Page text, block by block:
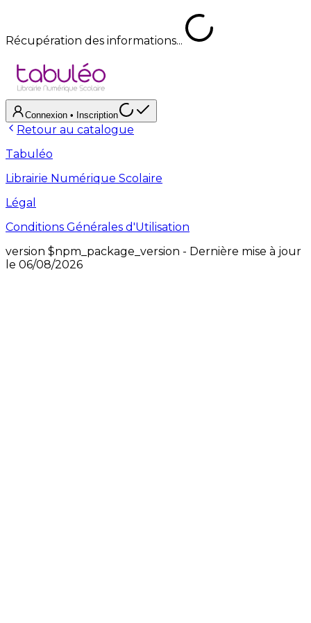
Récupération des informations...
Connexion • Inscription
Retour au catalogue
Tabuléo
Librairie Numérique Scolaire
Légal
Conditions Générales d'Utilisation
version $npm_package_version - Dernière mise à jour
le 06/08/2026